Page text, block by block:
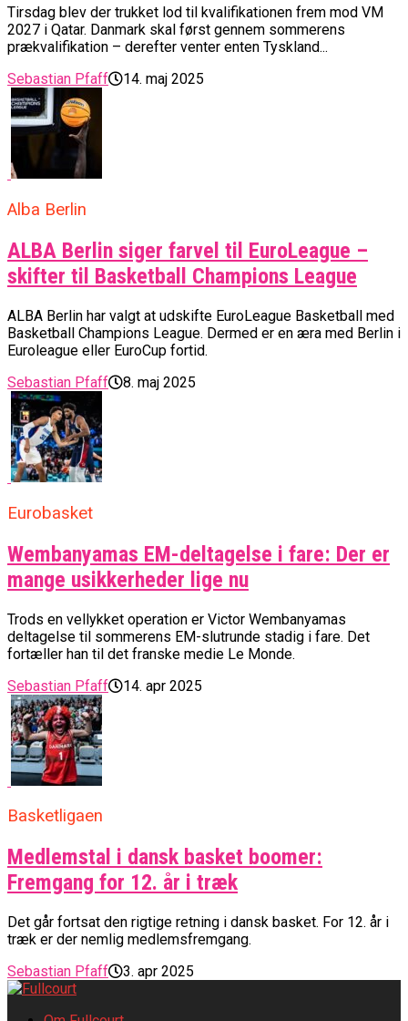
Tirsdag blev der trukket lod til kvalifikationen frem mod VM
2027 i Qatar. Danmark skal først gennem sommerens
prækvalifikation – derefter venter enten Tyskland...
Sebastian Pfaff
14. maj 2025
Alba Berlin
ALBA Berlin siger farvel til EuroLeague –
skifter til Basketball Champions League
ALBA Berlin har valgt at udskifte EuroLeague Basketball med
Basketball Champions League. Dermed er en æra med Berlin i
Euroleague eller EuroCup fortid.
Sebastian Pfaff
8. maj 2025
Eurobasket
Wembanyamas EM-deltagelse i fare: Der er
mange usikkerheder lige nu
Trods en vellykket operation er Victor Wembanyamas
deltagelse til sommerens EM-slutrunde stadig i fare. Det
fortæller han til det franske medie Le Monde.
Sebastian Pfaff
14. apr 2025
Basketligaen
Medlemstal i dansk basket boomer:
Fremgang for 12. år i træk
Det går fortsat den rigtige retning i dansk basket. For 12. år i
træk er der nemlig medlemsfremgang.
Sebastian Pfaff
3. apr 2025